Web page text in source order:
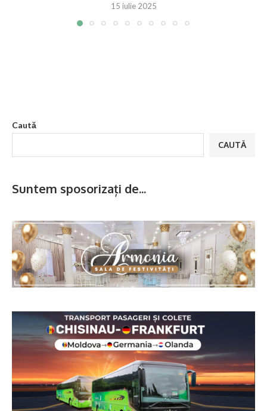
15 iulie 2025
Caută
CAUTĂ
Suntem sposorizați de...